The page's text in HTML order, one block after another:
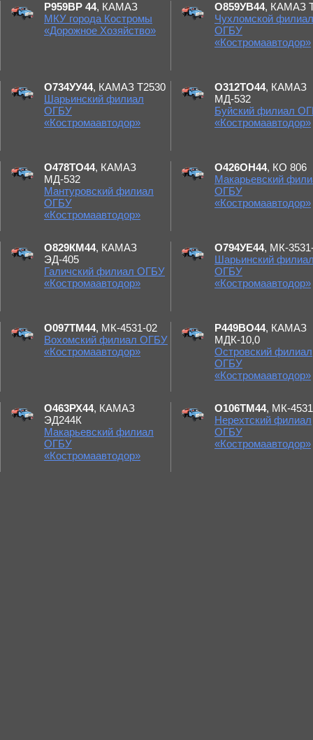
Р959ВР 44, КАМАЗ
МКУ города Костромы
«Дорожное Хозяйство»
О859УВ44, КАМАЗ
Чухломской филиал
ОГБУ
«Костромаавтодор»
О734УУ44, КАМАЗ Т2530
Шарьинский филиал
ОГБУ
«Костромаавтодор»
О312ТО44, КАМАЗ
МД-532
Буйский филиал
«Костромаавтодор»
О478ТО44, КАМАЗ
МД-532
Мантуровский филиал
ОГБУ
«Костромаавтодор»
О426ОН44, КО 806
Макарьевский
ОГБУ
«Костромаавтодор»
О829КМ44, КАМАЗ
ЭД-405
Галичский филиал ОГБУ
«Костромаавтодор»
О794УЕ44, МК-
Шарьинский
ОГБУ
«Костромаавтодор»
О097ТМ44, МК-4531-02
Вохомский филиал ОГБУ
«Костромаавтодор»
Р449ВО44, КАМАЗ
МДК-10,0
Островский филиал
ОГБУ
«Костромаавтодор»
О463РХ44, КАМАЗ
ЭД244К
Макарьевский филиал
ОГБУ
«Костромаавтодор»
О106ТМ44, МК-
Нерехтский филиал
ОГБУ
«Костромаавтодор»